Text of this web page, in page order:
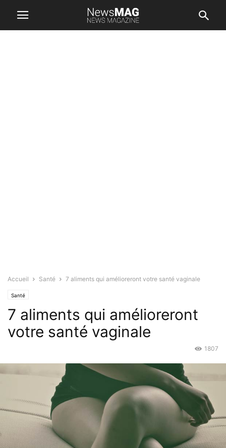
Accueil Santé 7 aliments qui amélioreront votre santé vaginale
Santé
7 aliments qui amélioreront
votre santé vaginale
1807